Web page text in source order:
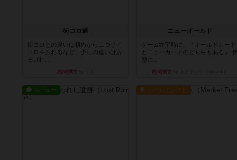
街コロ通
街コロとの違いは初めから二つサイ
コロを振れるなど、少しの違いはあ
るけれ...
約7時間前
ニューオールド
ゲーム終了時に、「オールドカード
とニューカードのどちらもある」 状
態に...
約8時間前
レビュー ルール/インスト